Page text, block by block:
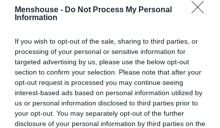
Menshouse - Do Not Process My Personal
Information
If you wish to opt-out of the sale, sharing to third parties, or
processing of your personal or sensitive information for
targeted advertising by us, please use the below opt-out
section to confirm your selection. Please note that after your
opt-out request is processed you may continue seeing
interest-based ads based on personal information utilized by
us or personal information disclosed to third parties prior to
your opt-out. You may separately opt-out of the further
disclosure of your personal information by third parties on the
στρατόπεδο και στη σκηνή του Αχιλλέα, πρώτη αυτή
από τα τείχη τον είδε να επιστρέφει με τη σορό του
Απόλλωνα Λαοκόων, να πείσει τους Τρώες να μη βάλουν
μέσα στην πόλη τον Δούρειο Ίππο, γιατί είχε προδεί την
καταστροφή της πόλης της.
Ο Όμηρος παραδίδει ότι κάποιος Τρωαδίτης ήρωας, ο
Οθρυονέας, την είχε ζητήσει σε γάμο δίνοντας την
υπόσχεση στον Πρίαμο ότι θα έδιωχνε τους